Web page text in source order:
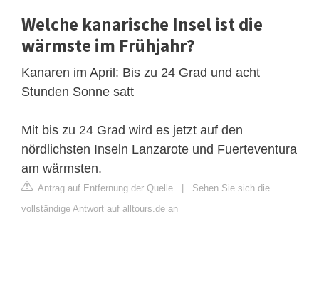
Welche kanarische Insel ist die
wärmste im Frühjahr?
Kanaren im April: Bis zu 24 Grad und acht
Stunden Sonne satt
Mit bis zu 24 Grad wird es jetzt auf den
nördlichsten Inseln Lanzarote und Fuerteventura
am wärmsten.
Antrag auf Entfernung der Quelle
Sehen Sie sich die
vollständige Antwort auf alltours.de an